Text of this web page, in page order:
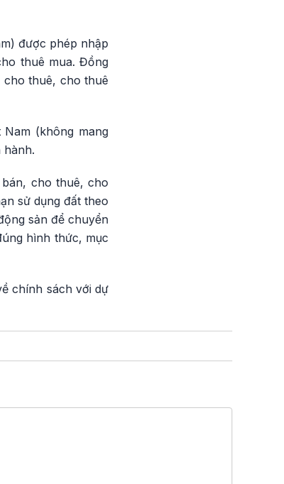
được phép nhập
thuê mua. Đồng
thuê, cho thuê
(không mang
hành.
cho thuê, cho
sử dụng đất theo
sản để chuyển
hình thức, mục
chính sách với dự